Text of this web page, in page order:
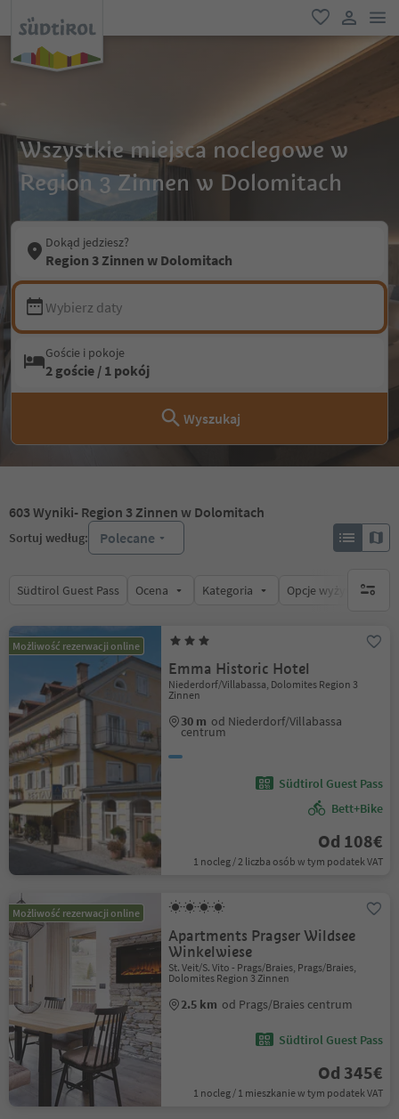
ulubione
link
Wszystkie miejsca noclegowe w
Region 3 Zinnen w Dolomitach
Dokąd jedziesz?
Region 3 Zinnen w Dolomitach
Wybierz daty
Goście i pokoje
2 goście / 1 pokój
Wyszukaj
603 Wyniki- Region 3 Zinnen w Dolomitach
Sortuj według: Polecane
Südtirol Guest Pass Ocena Kategoria Opcje wyżywieniabrak
Możliwość rezerwacji online
Emma Historic Hotel
Niederdorf/Villabassa, Dolomites Region 3
Zinnen
30 m od Niederdorf/Villabassa
centrum
Südtirol Guest Pass
Bett+Bike
Od 108€
1 nocleg / 2 liczba osób w tym podatek VAT
Możliwość rezerwacji online
Apartments Pragser Wildsee
Winkelwiese
St. Veit/S. Vito - Prags/Braies, Prags/Braies,
Dolomites Region 3 Zinnen
2.5 km od Prags/Braies centrum
Südtirol Guest Pass
Od 345€
1 nocleg / 1 mieszkanie w tym podatek VAT